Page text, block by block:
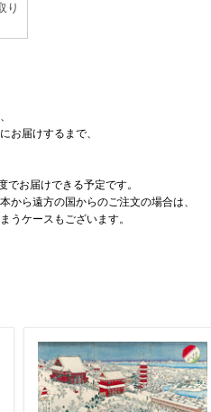
り
お届けするまで、
でお届けできる予定です。
から遠方の国からのご注文の場合は、
うケースもございます。